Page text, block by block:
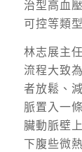
治型高血
可控等類
林志展主
流程大致
者放鬆、
脈置入一
臟動脈壁
下腹些微